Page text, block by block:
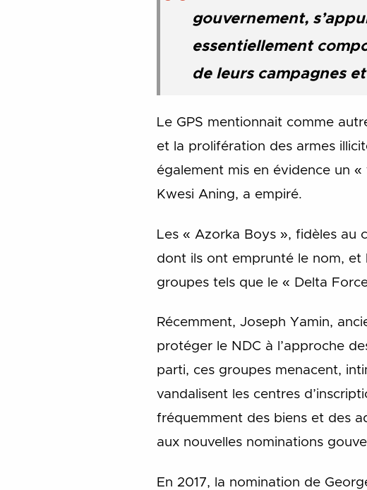
gouvernement,
essentiellement
de leurs campagnes
Le GPS mentionnait comme
et la prolifération des armes
également mis en évidence un
Kwesi Aning, a empiré.
Les « Azorka Boys », fidèles au
dont ils ont emprunté le nom, et
groupes tels que le « Delta
Récemment, Joseph Yamin,
protéger le NDC à l’approche
parti, ces groupes menacent,
vandalisent les centres
fréquemment des biens et des
aux nouvelles nominations
En 2017, la nomination de